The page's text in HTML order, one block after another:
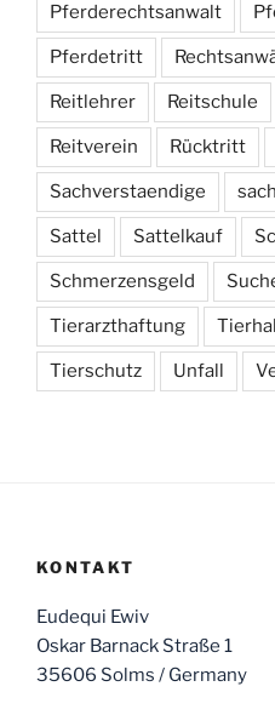
Pferderechtsanwalt
Pferdetritt
Reitlehrer Reitschule
Reitverein Rücktritt
Sachverstaendige
Sattel Sattelkauf
Schmerzensgeld
Tierarzthaftung
Tierschutz Unfall
KONTAKT
Eudequi Ewiv
Oskar Barnack Straße 1
35606 Solms / Germany